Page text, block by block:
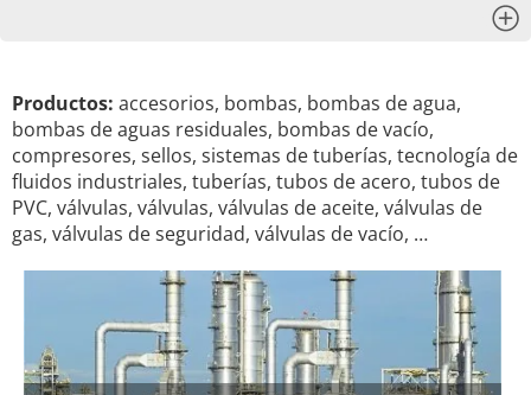
Productos: accesorios, bombas, bombas de agua,
bombas de aguas residuales, bombas de vacío,
compresores, sellos, sistemas de tuberías, tecnología de
fluidos industriales, tuberías, tubos de acero, tubos de
PVC, válvulas, válvulas, válvulas de aceite, válvulas de
gas, válvulas de seguridad, válvulas de vacío, …